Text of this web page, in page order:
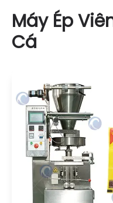
Máy Ép
Cá